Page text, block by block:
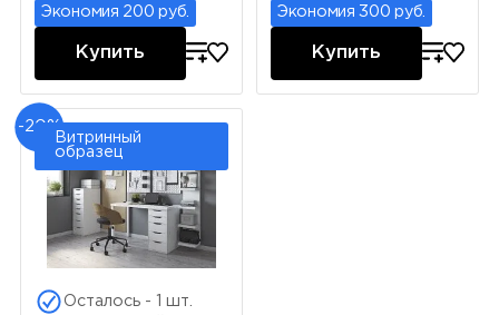
Экономия 200 руб.
Купить
Экономия 300 руб.
Купить
-20%
Витринный
образец
Осталось - 1 шт.